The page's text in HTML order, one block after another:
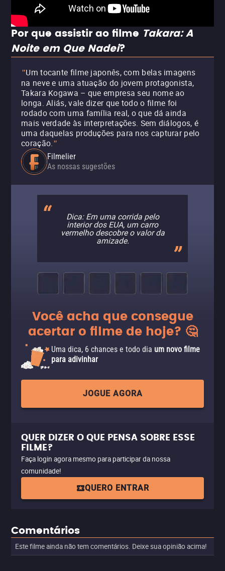
Por que assistir ao filme Takara: A
Noite em Que Nadei?
"Um tocante filme japonês, com belas imagens
na neve e uma atuação do jovem protagonista,
Takara Kogawa – que empresa seu nome ao
longa. Aliás, vale dizer que todo o filme foi
rodado com uma família real, o que dá ainda
mais verdade às interpretações. Sem diálogos, é
uma daquelas produções para nos capturar pelo
coração."
Filmelier
As nossas sugestões
Dica: Em uma corrida pelo
interior dos EUA, um carro
vermelho descobre o valor da
amizade.
Você acha que consegue
acertar o filme de hoje? 🤔
Uma dica, 6 chances e todo dia um novo filme
para adivinhar
JOGUE AGORA
QUER DIZER O QUE PENSA SOBRE ESSE
FILME?
Faça login agora mesmo para participar da nossa
comunidade!
QUERO ENTRAR
Comentários
Este filme ainda não tem comentários. Deixe sua opinião acima!